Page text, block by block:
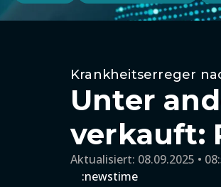
Krankheitserreger
Unter
verkauft:
Aktualisiert: 08.09.2025 •
:newstime